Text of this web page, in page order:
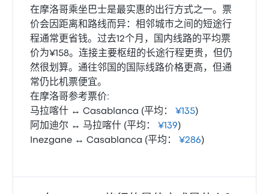
在摩洛哥乘坐巴士是最实惠的出行方式之一。票
价会因距离和路线而异：相邻城市之间的短途行
程通常更省钱。过去12个月，国内线路的平均票
价为¥158。连接主要枢纽的长途行程更贵，但仍
然很划算。通往邻国的国际线路价格更高，但通
常仍比机票便宜。
在摩洛哥参考票价:
马拉喀什 ↔ Casablanca (平均： ¥135)
阿加迪尔 ↔ 马拉喀什 (平均： ¥139 )
Inezgane ↔ Casablanca (平均： ¥286 )